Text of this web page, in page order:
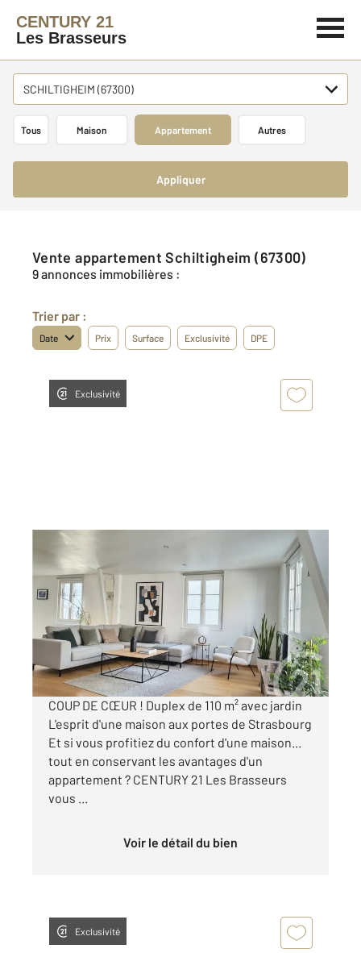
CENTURY 21
Les Brasseurs
SCHILTIGHEIM (67300)
Tous Maison Appartement Autres
Appliquer
Vente appartement Schiltigheim (67300)
9 annonces immobilières :
Trier par :
Date Prix Surface Exclusivité DPE
Exclusivité
SCHILTIGHEIM 67
110,53 m 2, 5 pièces
Ref : 17441
Appartement Duplex à vendre
399 000 €
Visiter le site dédié
COUP DE CŒUR ! Duplex de 110 m² avec jardin
L'esprit d'une maison aux portes de Strasbourg
Et si vous profitiez du confort d'une maison...
tout en conservant les avantages d'un
appartement ? CENTURY 21 Les Brasseurs
vous ...
Voir le détail du bien
Exclusivité